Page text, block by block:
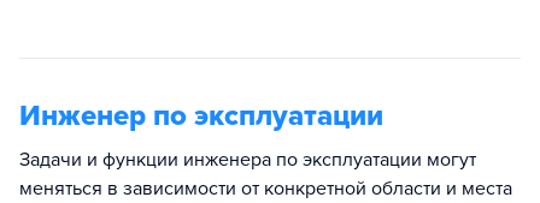
Инженер по эксплуатации
Задачи и функции инженера по эксплуатации могут
меняться в зависимости от конкретной области и места